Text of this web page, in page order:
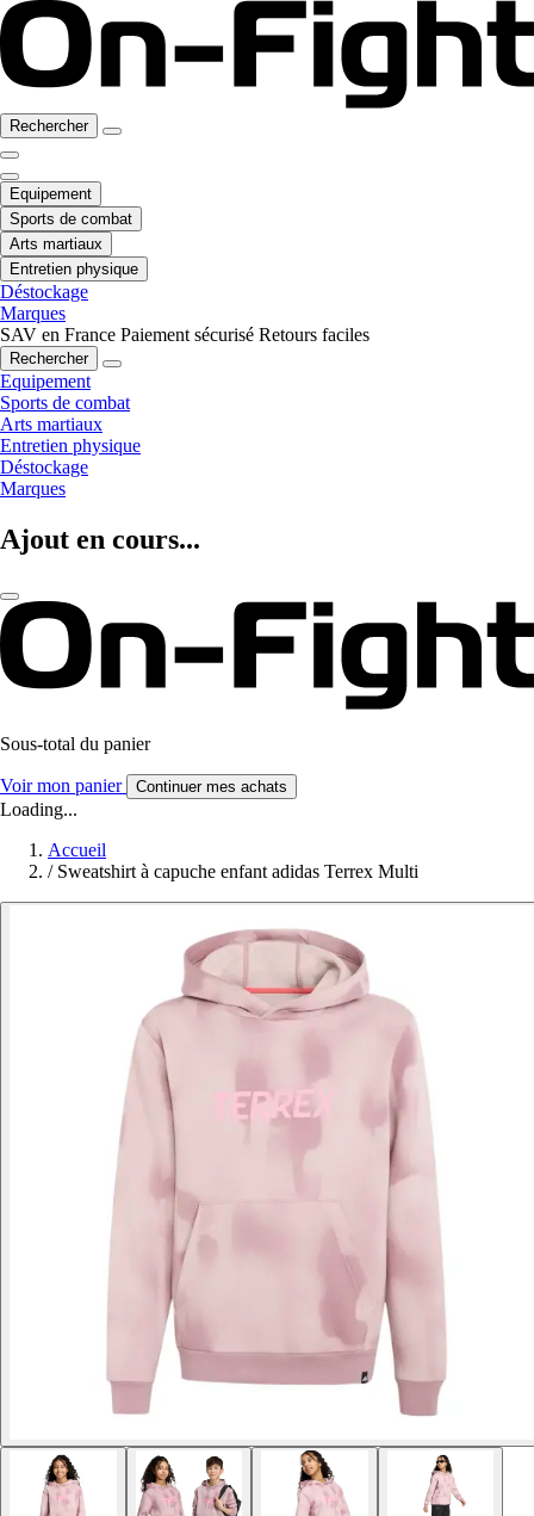
Rechercher
Equipement
Sports de combat
Arts martiaux
Entretien physique
Déstockage
Marques
SAV en France Paiement sécurisé Retours faciles
Rechercher
Equipement
Sports de combat
Arts martiaux
Entretien physique
Déstockage
Marques
Ajout en cours...
Sous-total du panier
Voir mon panier Continuer mes achats
Loading...
Accueil
/ Sweatshirt à capuche enfant adidas Terrex Multi